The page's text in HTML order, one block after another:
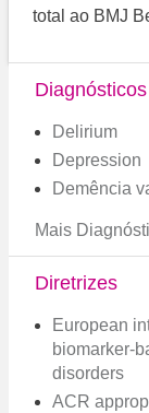
total ao BMJ
Delirium
Depression
Demência
Mais
Diretrizes
European
biomarker-
disorders
ACR